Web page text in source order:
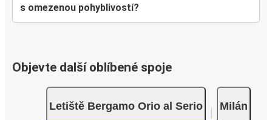
s omezenou pohyblivostí?
Objevte další oblíbené spoje
Letiště Bergamo Orio al Serio Milán